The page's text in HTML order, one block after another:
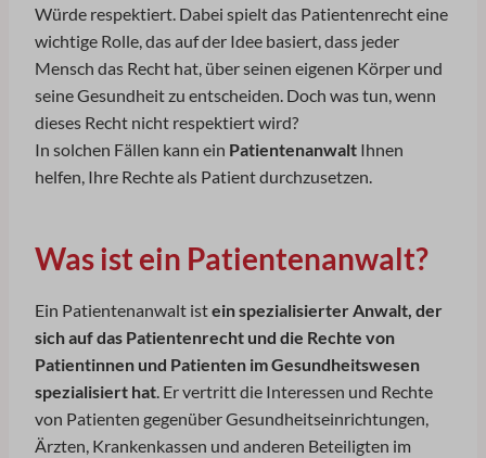
Würde respektiert. Dabei spielt das Patientenrecht eine
wichtige Rolle, das auf der Idee basiert, dass jeder
Mensch das Recht hat, über seinen eigenen Körper und
seine Gesundheit zu entscheiden. Doch was tun, wenn
dieses Recht nicht respektiert wird?
In solchen Fällen kann ein Patientenanwalt Ihnen
helfen, Ihre Rechte als Patient durchzusetzen.
Was ist ein Patientenanwalt?
Ein Patientenanwalt istein spezialisierter Anwalt, der
sich auf das Patientenrecht und die Rechte von
Patientinnen und Patienten im Gesundheitswesen
spezialisiert hat. Er vertritt die Interessen und Rechte
von Patienten gegenüber Gesundheitseinrichtungen,
Ärzten, Krankenkassen und anderen Beteiligten im